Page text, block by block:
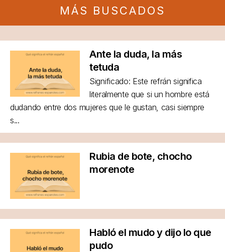
MÁS BUSCADOS
Ante la duda, la más
tetuda
Significado: Este refrán significa
literalmente que si un hombre está
dudando entre dos mujeres que le gustan, casi siempre
s...
Rubia de bote, chocho
morenote
Habló el mudo y dijo lo que
pudo